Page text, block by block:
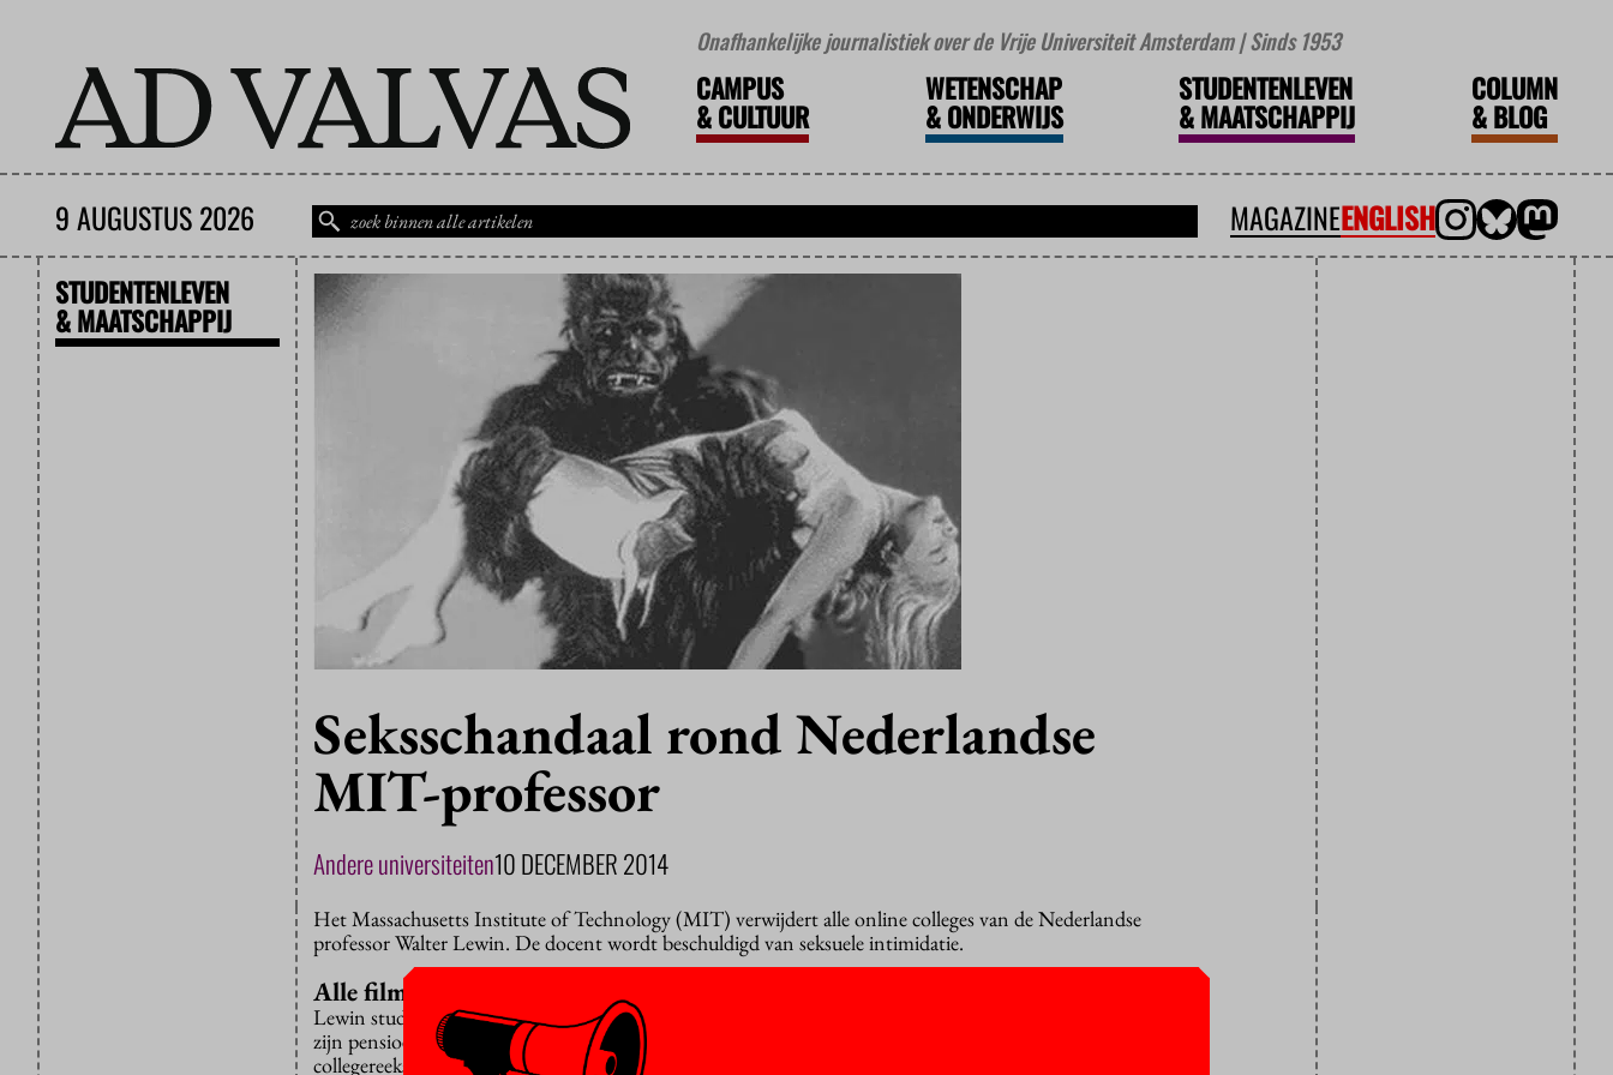
Onafhankelijke journalistiek over de Vrije Universiteit Amsterdam | Sinds 1953
CAMPUS
&CULTUUR
WETENSCHAP
&ONDERWIJS
STUDENTENLEVEN
&MAATSCHAPPIJ
COLUMN
&BLOG
9 AUGUSTUS 2026 MAGAZINEENGLISH
STUDENTENLEVEN
& MAATSCHAPPIJ
Seksschandaal rond Nederlandse
MIT-professor
Andere universiteiten10 DECEMBER 2014
Het Massachusetts Institute of Technology (MIT) verwijdert alle online colleges van de Nederlandse
professor Walter Lewin. De docent wordt beschuldigd van seksuele intimidatie.
Alle filmpjes verwijderd
Lewin studeerde in Delft, maar vertrok in de jaren zestig naar het prestigieuze MIT. Daar werkte hij tot
zijn pensioen in 2009. In de herfst van 2013 gaf de natuur- en sterrenkundige nog een online
collegereeks op edX, het platform met
massive open online courses